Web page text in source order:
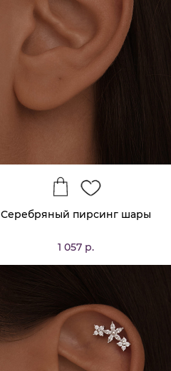
Серебряный пирсинг шары
1 057 р.